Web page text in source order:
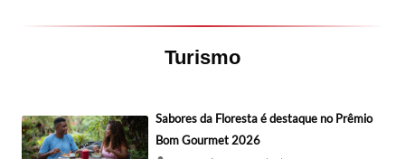
Turismo
Sabores da Floresta é destaque no Prêmio
Bom Gourmet 2026